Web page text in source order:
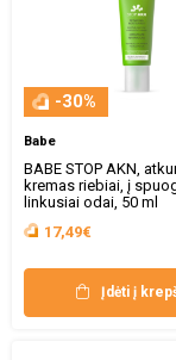
-30%
Babe
BABE STOP AKN,
kremas riebiai, į
linkusiai odai, 50 ml
17,49€
Įdėti į